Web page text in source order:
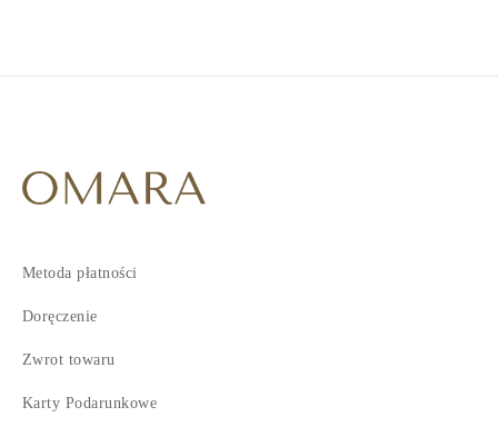
Metoda płatności
Doręczenie
Zwrot towaru
Karty Podarunkowe